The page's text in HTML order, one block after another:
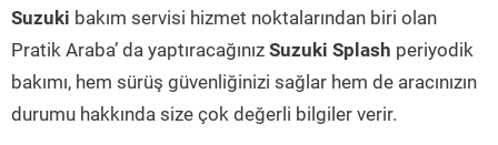
Suzuki bakım servisi hizmet noktalarından biri olan
Pratik Araba’ da yaptıracağınız Suzuki Splash periyodik
bakımı, hem sürüş güvenliğinizi sağlar hem de aracınızın
durumu hakkında size çok değerli bilgiler verir.